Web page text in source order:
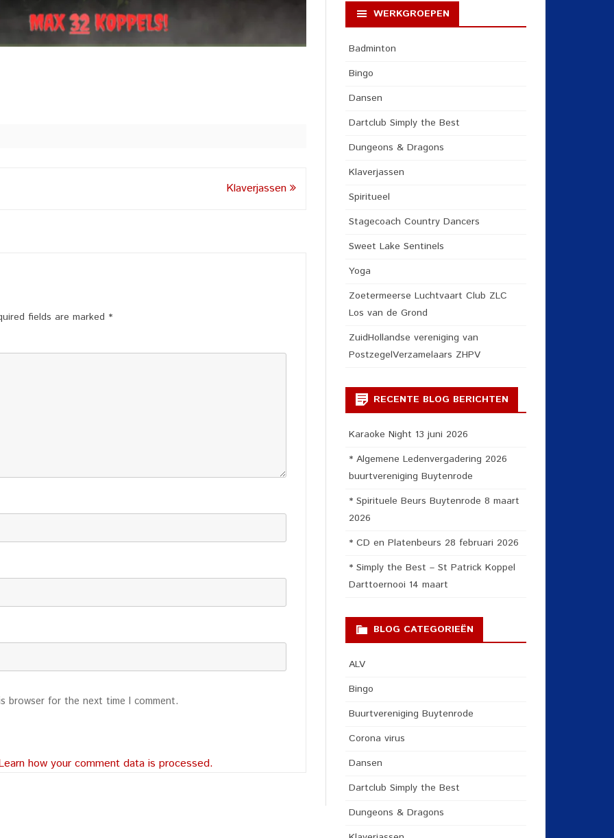
Klaverjassen
fields are marked *
browser for the next time I comment.
how your comment data is processed.
WERKGROEPEN
Badminton
Bingo
Dansen
Dartclub Simply the Best
Dungeons & Dragons
Klaverjassen
Spiritueel
Stagecoach Country Dancers
Sweet Lake Sentinels
Yoga
Zoetermeerse Luchtvaart Club ZLC
Los van de Grond
ZuidHollandse vereniging van
PostzegelVerzamelaars ZHPV
RECENTE BLOG BERICHTEN
Karaoke Night 13 juni 2026
* Algemene Ledenvergadering 2026
buurtvereniging Buytenrode
* Spirituele Beurs Buytenrode 8 maart
2026
* CD en Platenbeurs 28 februari 2026
* Simply the Best – St Patrick Koppel
Darttoernooi 14 maart
BLOG CATEGORIEËN
ALV
Bingo
Buurtvereniging Buytenrode
Corona virus
Dansen
Dartclub Simply the Best
Dungeons & Dragons